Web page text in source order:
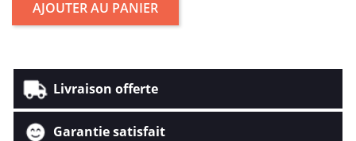
AJOUTER AU PANIER
Livraison offerte
Garantie satisfait